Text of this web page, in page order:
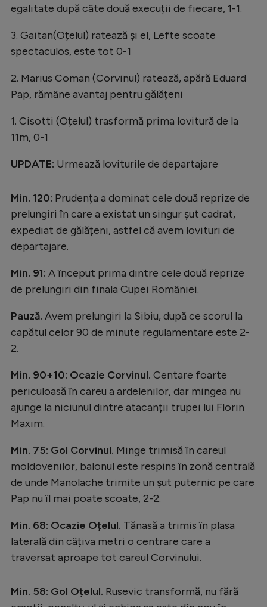
egalitate după câte două execuții de fiecare, 1-1.
3. Gaitan(Oțelul) ratează și el, Lefte scoate
spectaculos, este tot 0-1
2. Marius Coman (Corvinul) ratează, apără Eduard
Pap, rămâne avantaj pentru gălățeni
1. Cisotti (Oțelul) trasformă prima lovitură de la
11m, 0-1
UPDATE: Urmează loviturile de departajare
Min. 120: Prudența a dominat cele două reprize de
prelungiri în care a existat un singur șut cadrat,
expediat de gălățeni, astfel că avem lovituri de
departajare.
Min. 91: A început prima dintre cele două reprize
de prelungiri din finala Cupei României.
Pauză. Avem prelungiri la Sibiu, după ce scorul la
capătul celor 90 de minute regulamentare este 2-
2.
Min. 90+10: Ocazie Corvinul. Centare foarte
periculoasă în careu a ardelenilor, dar mingea nu
ajunge la niciunul dintre atacanții trupei lui Florin
Maxim.
Min. 75: Gol Corvinul. Minge trimisă în careul
moldovenilor, balonul este respins în zonă centrală
de unde Manolache trimite un șut puternic pe care
Pap nu îl mai poate scoate, 2-2.
Min. 68: Ocazie Oțelul. Tănasă a trimis în plasa
laterală din câțiva metri o centrare care a
traversat aproape tot careul Corvinului.
Min. 58: Gol Oțelul. Rusevic transformă, nu fără